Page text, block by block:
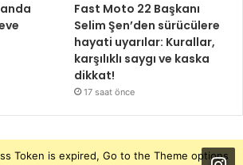
Fast Moto 22 Başkanı
Selim Şen’den sürücülere
hayati uyarılar: Kurallar,
karşılıklı saygı ve kaska
dikkat!
17 saat önce
Token is expired, Go to the Theme options